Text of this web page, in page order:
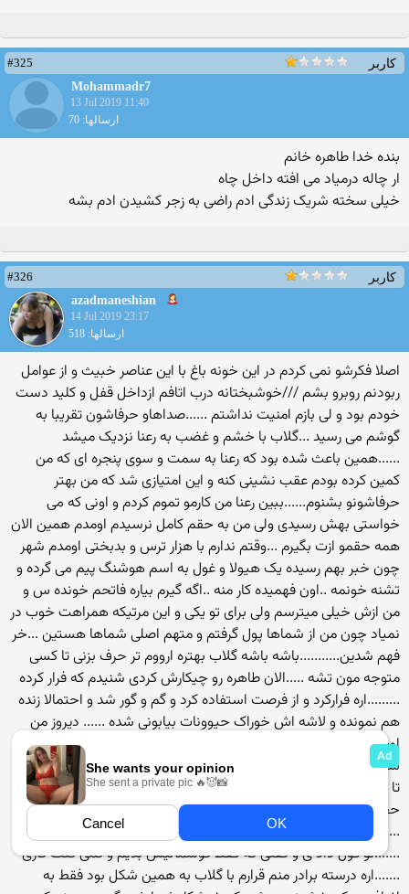
کاربر
#325
Mohammadr7
13 Jul 2019 11:40
ارسالها: 70
بنده خدا طاهره خانم
ار چاله درمیاد می افته داخل چاه
خیلی سخته شریک زندگی ادم راضی به زجر کشیدن ادم بشه
کاربر
#326
azadmaneshian
14 Jul 2019 23:17
ارسالها: 518
اصلا فکرشو نمی کردم در این خونه باغ با این عناصر خبیث و از عوامل
ربودنم روبرو بشم ///خوشبختانه درب اتافم ازداخل قفل و کلید دست
خودم بود و لی بازم امنیت نداشتم ......صداهاو حرفاشون تقریبا به
گوشم می رسید ...گلاب با خشم و غضب به رعنا نزدیک میشد
......همین باعث شده بود که رعنا به سمت و سوی پنجره ای که من
کمین کرده بودم عقب نشینی کنه و این امتیازی شد که من بهتر
حرفاشونو بشنوم......ببین رعنا من کارمو تموم کردم و اونی که می
خواستی بهش رسیدی ولی من به حقم کامل نرسیدم اومدم همین الان
همه حقمو ازت بگیرم ...وقتم ندارم با هزار ترس و بدبختی اومدم شهر
چون خبر بهم رسیده یک هیولا و غول به اسم هوشنگ پیم می گرده و
تشنه خونمه ..اون فهمیده کار منه ..اگه گیرم بیاره فاتحم خونده س و
من ازش خیلی میترسم ولی برای تو یکی و این مرتیکه همراهت خوب در
نمیاد چون من از شماها پول گرفتم و متهم اصلی شماها هستین ...خر
فهم شدین...........باشه باشه گلاب بهتره ارووم تر حرف بزنی تا کسی
متوجه مون تشه .....الان طاهره رو چیکارش کردی شنیدم که فرار کرده
.........اره فرارکرد و از فرصت استفاده کرد و گم و گور شد و احتمالا زنده
هم نمونده و لاشه اش خوراک حیوونات بیابونی شده ...... دیروز من
اومده بودم تو رو ببینم ولی اومدنم بیخودی بود و تو نبودی ...و ناچار
شدم امروز زودتر بیام و سر کوچه خونه ات کمین کنم و دنبالت اومدم
تا به این مخفی گاهت رسیدم تو نمی تونی از دست من خلاص بشی و
حفمو از حلقومت می کشم بیرون ......خب بجنب زنیکه لندهور زشت
........ولی خواهر قرار نبود زنم به خطر بیفته ...و اواره بیابون بشه
.......تو قول داد ی و گفتی که فقط گوشمالیش بدیم و کمی کتک کاری
.......اره درسته برادر منم قرارم با گلاب به همین شکل بود فقط به